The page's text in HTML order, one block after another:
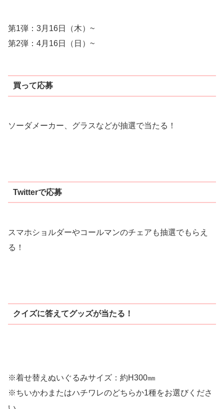
第1弾：3月16日（木）~
第2弾：4月16日（日）~
買って応募
ソーダメーカー、グラスなどが抽選で当たる！
Twitterで応募
スマホショルダーやコールマンのチェアも抽選でもらえ
る！
クイズに答えてグッズが当たる！
※着せ替えぬいぐるみサイズ：約H300㎜
※ちいかわまたはハチワレのどちらか1種をお選びくださ